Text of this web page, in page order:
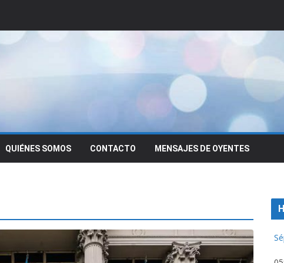
QUIÉNES SOMOS CONTACTO MENSAJES DE OYENTES